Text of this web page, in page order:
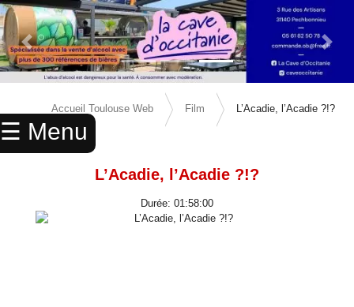
☰ Menu
× ACCUEIL
ANNUAIRE
Previous Slide Next
Accueil Toulouse Web Film L’Acadie, l’Acadie ?!?
L’Acadie, l’Acadie ?!?
Durée: 01:58:00